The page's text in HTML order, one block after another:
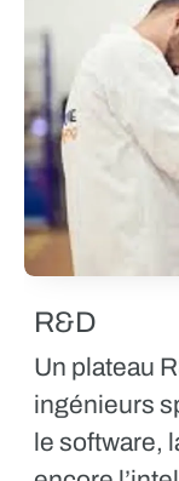
R&D
Un plateau
ingénieurs
le software,